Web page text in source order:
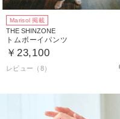
Marisol 掲載
THE SHINZONE
トムボーイパンツ
￥23,100
レビュー（8）